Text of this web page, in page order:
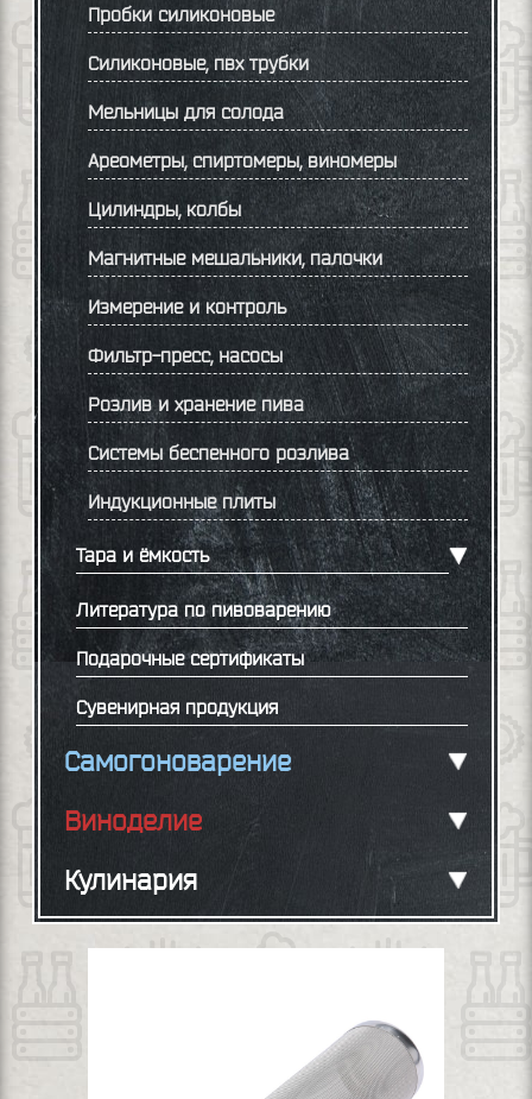
Пробки силиконовые
Силиконовые, пвх трубки
Мельницы для солода
Ареометры, спиртомеры, виномеры
Цилиндры, колбы
Магнитные мешальники, палочки
Измерение и контроль
Фильтр-пресс, насосы
Розлив и хранение пива
Системы беспенного розлива
Индукционные плиты
Тара и ёмкость
Литература по пивоварению
Подарочные сертификаты
Сувенирная продукция
Самогоноварение
Виноделие
Кулинария